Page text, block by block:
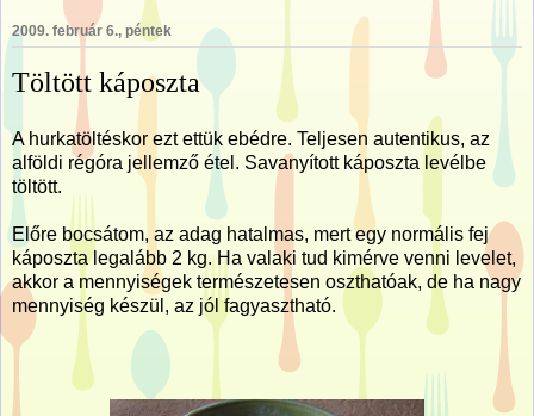
2009. február 6., péntek
Töltött káposzta
A hurkatöltéskor ezt ettük ebédre. Teljesen autentikus, az
alföldi régóra jellemző étel. Savanyított káposzta levélbe
töltött.
Előre bocsátom, az adag hatalmas, mert egy normális fej
káposzta legalább 2 kg. Ha valaki tud kimérve venni levelet,
akkor a mennyiségek természetesen oszthatóak, de ha nagy
mennyiség készül, az jól fagyasztható.